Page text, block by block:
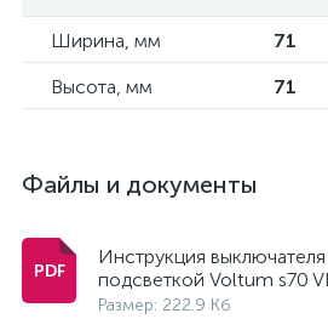
Ширина, мм
71
Высота, мм
71
Файлы и документы
Инструкция
подсветкой Voltum s70
Размер: 222.9 Кб